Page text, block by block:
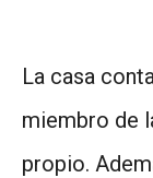
La casa
miembro de
propio.